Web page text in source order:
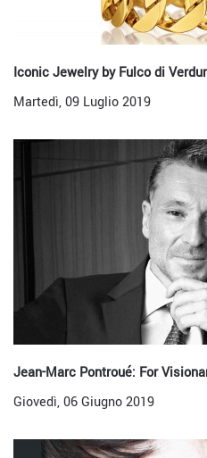
Iconic Jewelry by Fulco di
Martedì, 09 Luglio 2019
Jean-Marc Pontroué: For
Giovedì, 06 Giugno 2019